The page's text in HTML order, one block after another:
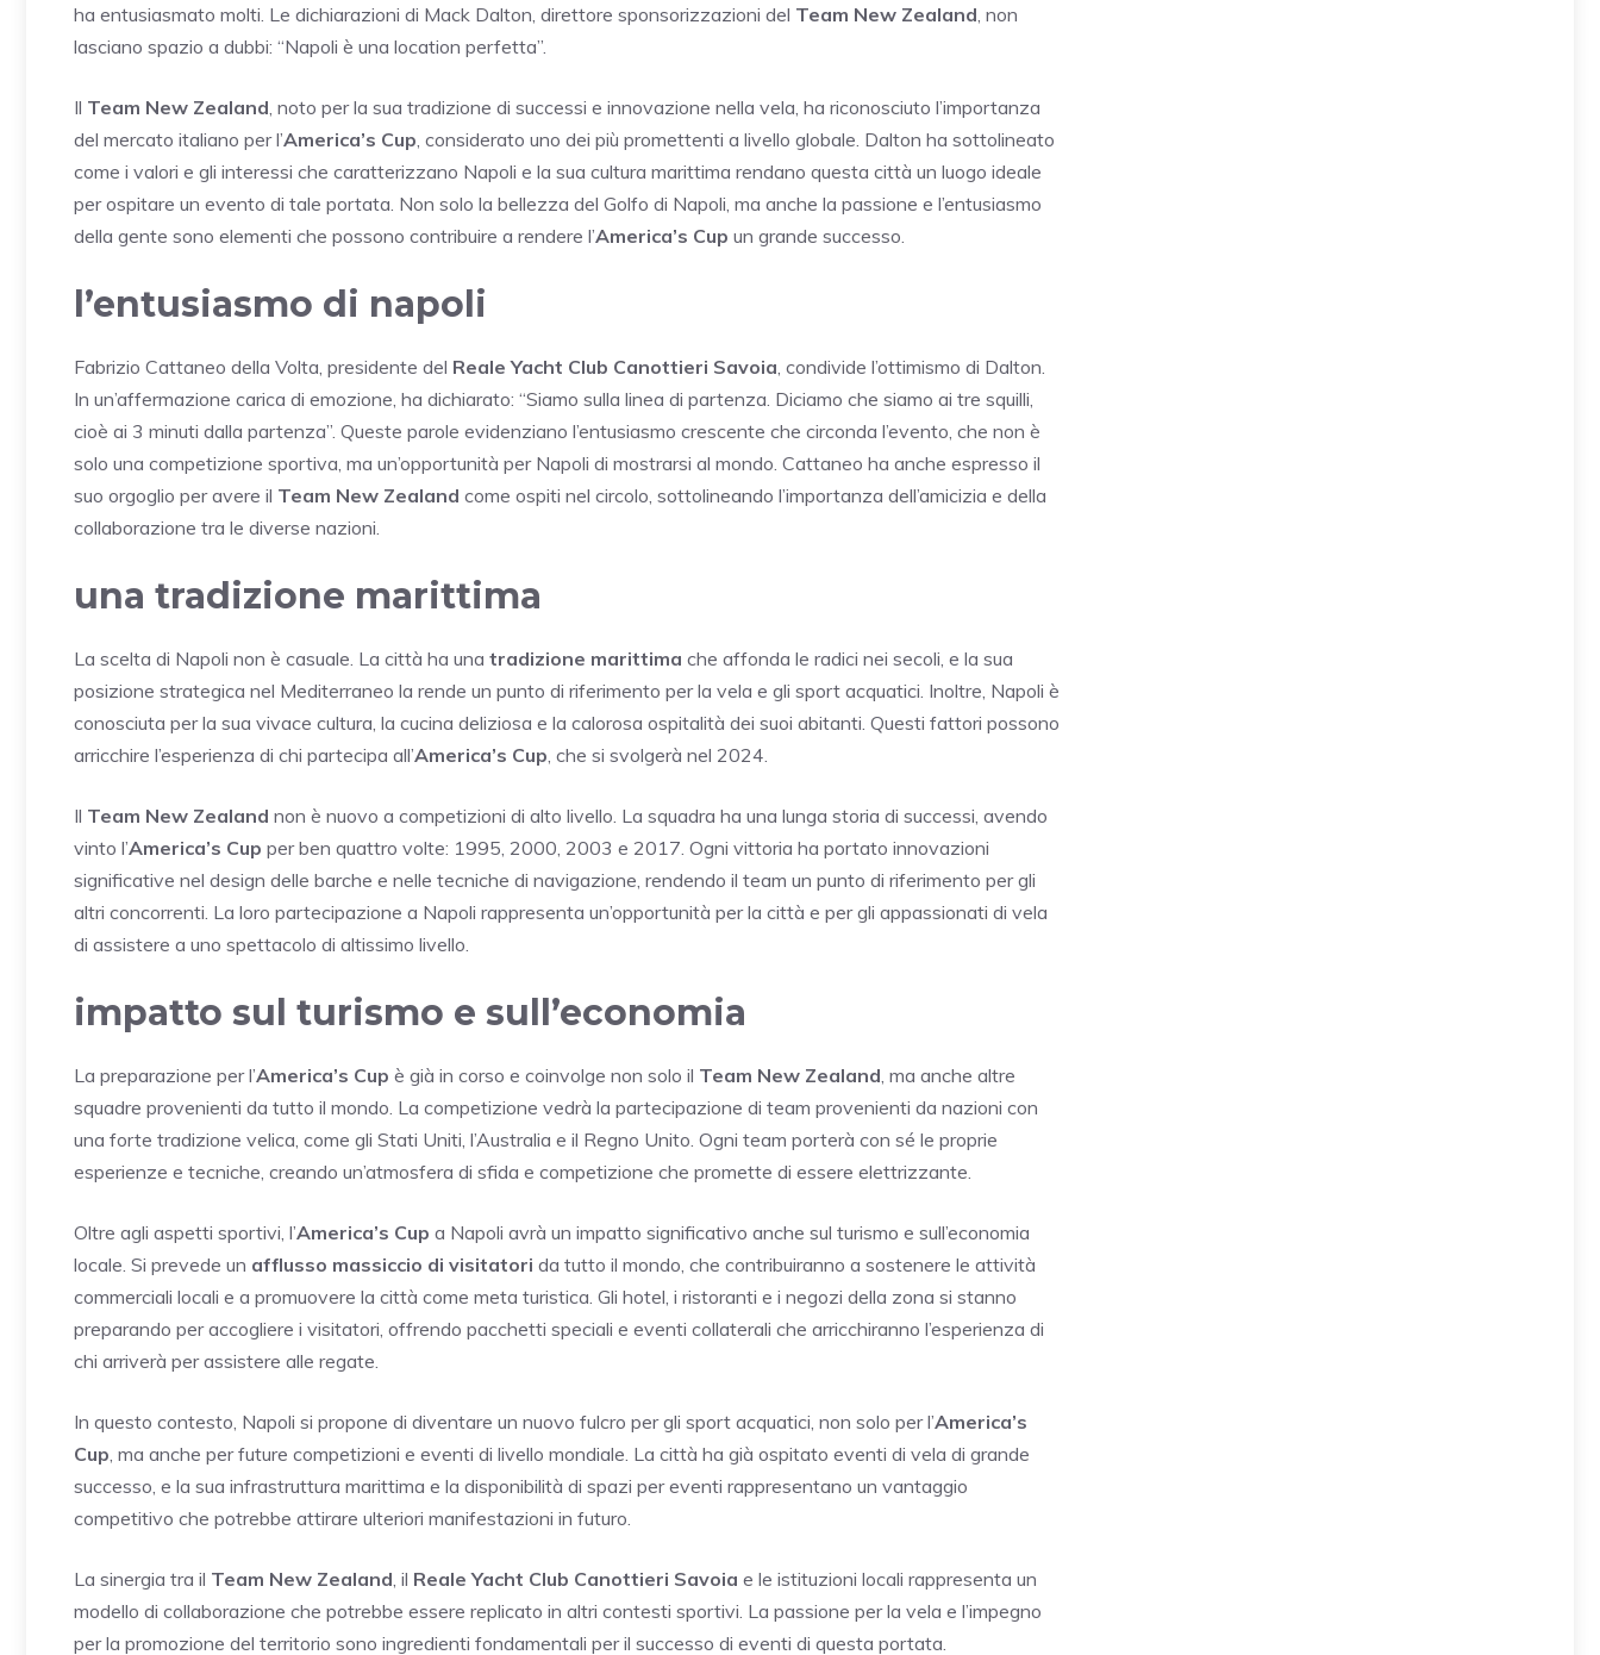
ha entusiasmato molti. Le dichiarazioni di Mack Dalton, direttore sponsorizzazioni del Team New Zealand , non
lasciano spazio a dubbi: “Napoli è una location perfetta”.
Il Team New Zealand , noto per la sua tradizione di successi e innovazione nella vela, ha riconosciuto l’importanza
del mercato italiano per l’America’s Cup , considerato uno dei più promettenti a livello globale. Dalton ha sottolineato
come i valori e gli interessi che caratterizzano Napoli e la sua cultura marittima rendano questa città un luogo ideale
per ospitare un evento di tale portata. Non solo la bellezza del Golfo di Napoli, ma anche la passione e l’entusiasmo
della gente sono elementi che possono contribuire a rendere l’America’s Cup un grande successo.
l’entusiasmo di napoli
Fabrizio Cattaneo della Volta, presidente del Reale Yacht Club Canottieri Savoia , condivide l’ottimismo di Dalton.
In un’affermazione carica di emozione, ha dichiarato: “Siamo sulla linea di partenza. Diciamo che siamo ai tre squilli,
cioè ai 3 minuti dalla partenza”. Queste parole evidenziano l’entusiasmo crescente che circonda l’evento, che non è
solo una competizione sportiva, ma un’opportunità per Napoli di mostrarsi al mondo. Cattaneo ha anche espresso il
suo orgoglio per avere il Team New Zealand come ospiti nel circolo, sottolineando l’importanza dell’amicizia e della
collaborazione tra le diverse nazioni.
una tradizione marittima
La scelta di Napoli non è casuale. La città ha una tradizione marittima che affonda le radici nei secoli, e la sua
posizione strategica nel Mediterraneo la rende un punto di riferimento per la vela e gli sport acquatici. Inoltre, Napoli è
conosciuta per la sua vivace cultura, la cucina deliziosa e la calorosa ospitalità dei suoi abitanti. Questi fattori possono
arricchire l’esperienza di chi partecipa all’America’s Cup , che si svolgerà nel 2024.
Il Team New Zealand non è nuovo a competizioni di alto livello. La squadra ha una lunga storia di successi, avendo
vinto l’America’s Cup per ben quattro volte: 1995, 2000, 2003 e 2017. Ogni vittoria ha portato innovazioni
significative nel design delle barche e nelle tecniche di navigazione, rendendo il team un punto di riferimento per gli
altri concorrenti. La loro partecipazione a Napoli rappresenta un’opportunità per la città e per gli appassionati di vela
di assistere a uno spettacolo di altissimo livello.
impatto sul turismo e sull’economia
La preparazione per l’America’s Cup è già in corso e coinvolge non solo il Team New Zealand , ma anche altre
squadre provenienti da tutto il mondo. La competizione vedrà la partecipazione di team provenienti da nazioni con
una forte tradizione velica, come gli Stati Uniti, l’Australia e il Regno Unito. Ogni team porterà con sé le proprie
esperienze e tecniche, creando un’atmosfera di sfida e competizione che promette di essere elettrizzante.
Oltre agli aspetti sportivi, l’America’s Cup a Napoli avrà un impatto significativo anche sul turismo e sull’economia
locale. Si prevede un afflusso massiccio di visitatori da tutto il mondo, che contribuiranno a sostenere le attività
commerciali locali e a promuovere la città come meta turistica. Gli hotel, i ristoranti e i negozi della zona si stanno
preparando per accogliere i visitatori, offrendo pacchetti speciali e eventi collaterali che arricchiranno l’esperienza di
chi arriverà per assistere alle regate.
In questo contesto, Napoli si propone di diventare un nuovo fulcro per gli sport acquatici, non solo per l’America’s
Cup , ma anche per future competizioni e eventi di livello mondiale. La città ha già ospitato eventi di vela di grande
successo, e la sua infrastruttura marittima e la disponibilità di spazi per eventi rappresentano un vantaggio
competitivo che potrebbe attirare ulteriori manifestazioni in futuro.
La sinergia tra il Team New Zealand , il Reale Yacht Club Canottieri Savoia e le istituzioni locali rappresenta un
modello di collaborazione che potrebbe essere replicato in altri contesti sportivi. La passione per la vela e l’impegno
per la promozione del territorio sono ingredienti fondamentali per il successo di eventi di questa portata.